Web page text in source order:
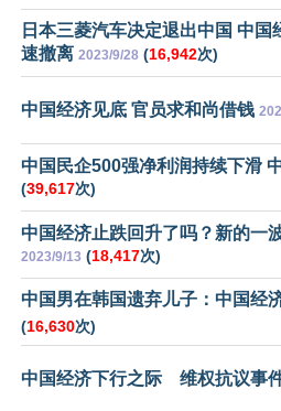
日本三菱汽车决定退出中国 中
速撤离 2023/9/28 (16,942次)
中国经济见底 官员求和尚借钱
中国民企500强净利润持续下滑
(39,617次)
中国经济止跌回升了吗？新的一
2023/9/13 (18,417次)
中国男在韩国遗弃儿子：中国经
(16,630次)
中国经济下行之际 维权抗议事